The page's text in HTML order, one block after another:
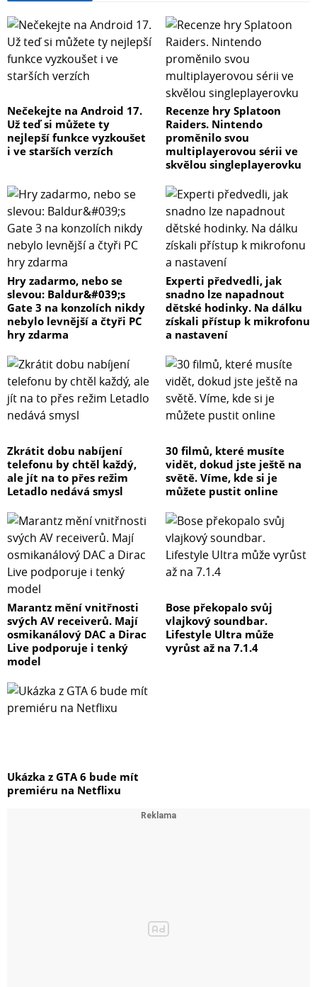
Nečekejte na Android 17.
Už teď si můžete ty
nejlepší funkce vyzkoušet
i ve starších verzích
Recenze hry Splatoon
Raiders. Nintendo
proměnilo svou
multiplayerovou sérii ve
skvělou singleplayerovku
Hry zadarmo, nebo se
slevou: Baldur&#039;s
Gate 3 na konzolích nikdy
nebylo levnější a čtyři PC
hry zdarma
Experti předvedli, jak
snadno lze napadnout
dětské hodinky. Na dálku
získali přístup k mikrofonu
a nastavení
Zkrátit dobu nabíjení
telefonu by chtěl každý,
ale jít na to přes režim
Letadlo nedává smysl
30 filmů, které musíte
vidět, dokud jste ještě na
světě. Víme, kde si je
můžete pustit online
Marantz mění vnitřnosti
svých AV receiverů. Mají
osmikanálový DAC a Dirac
Live podporuje i tenký
model
Bose překopalo svůj
vlajkový soundbar.
Lifestyle Ultra může
vyrůst až na 7.1.4
Ukázka z GTA 6 bude mít
premiéru na Netflixu